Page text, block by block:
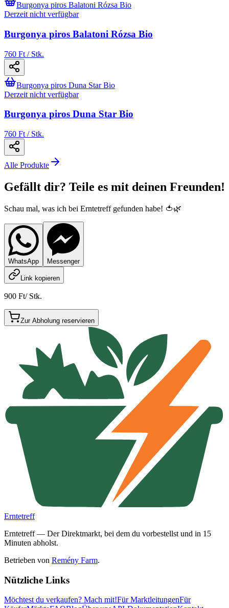
Burgonya piros Balatoni Rózsa Bio
Derzeit nicht verfügbar
Burgonya piros Balatoni Rózsa Bio
760 Ft / Stk.
Burgonya piros Duna Star Bio
Derzeit nicht verfügbar
Burgonya piros Duna Star Bio
760 Ft / Stk.
Alle Produkte
Gefällt dir? Teile es mit deinen Freunden!
Schau mal, was ich bei Erntetreff gefunden habe! 🍅🌿
WhatsApp Messenger
Link kopieren
900 Ft/ Stk.
Zur Abholung reservieren
Erntetreff
Erntetreff — Der Direktmarkt, bei dem du vorbestellst und in 15
Minuten abholst.
Betrieben von Remény Farm.
Nützliche Links
Möchtest du verkaufen? Mach mit!Für MarktleitungenFür